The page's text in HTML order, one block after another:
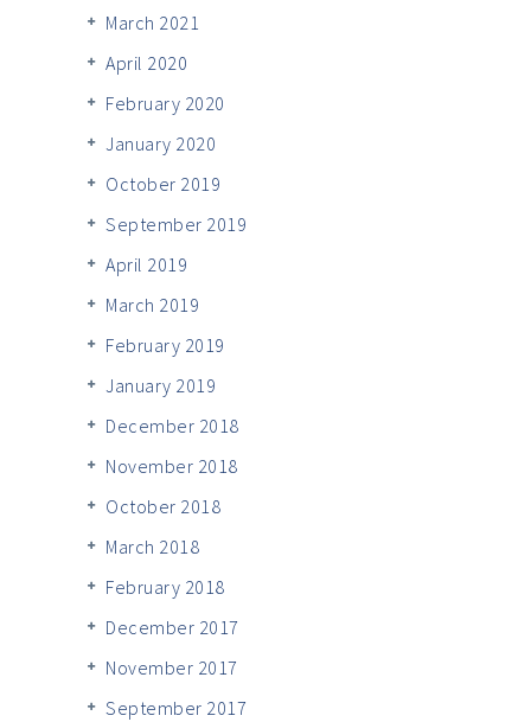
March 2021
April 2020
February 2020
January 2020
October 2019
September 2019
April 2019
March 2019
February 2019
January 2019
December 2018
November 2018
October 2018
March 2018
February 2018
December 2017
November 2017
September 2017